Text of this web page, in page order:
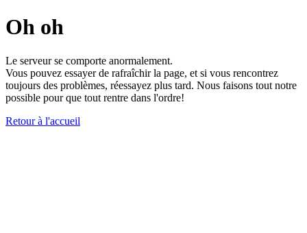
Oh oh
Le serveur se comporte anormalement.
Vous pouvez essayer de rafraîchir la page, et si vous rencontrez
toujours des problèmes, réessayez plus tard. Nous faisons tout notre
possible pour que tout rentre dans l'ordre!
Retour à l'accueil